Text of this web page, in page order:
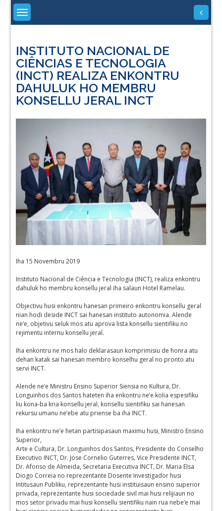
Skip
content
INSTITUTO NACIONAL DE
CIÊNCIAS E TECNOLOGIA
(INCT) REALIZA ENKONTRU
DAHULUK HO MEMBRU
KONSELLU JERAL INCT
Iha 15 Novembru 2019
Instituto Nacional de Ciência e Tecnologia (INCT), realiza enkontru
dahuluk ho membru konsellu jeral iha salaun Hotel Ramelau.
Objectivu husi enkontru hanesan primeiro enkontru konsellu geral
nian hodi deside INCT sai hanesan instituto autonomia. Alende
ne’e, objetivu seluk mos atu aprova lista konsellu sientifiku no
rejimentu internu konsellu jeral.
Iha enkontru ne mos halo deklarasaun komprimisiu de honra atu
dehan katak sai hanesan membro konselhu geral no pronto atu
servi INCT.
Alende ne’e Ministru Ensino Superior Siensia no Kultura, Dr.
Longuinhos dos Santos hateten iha enkontru ne’e kolia espesifiku
liu kona-ba kria konsellu jeral, konsellu sientifiku sai hanesan
rekursu umanu ne’ebe atu priense ba iha INCT.
Iha enkontru ne’e hetan partisipasaun maximu husi, Ministro Ensino
Superior,
Arte e Cultura, Dr. Longuinhos dos Santos, Presidente do Conselho
Executivo INCT, Dr. Jose Cornelio Guterres, Vice Presidente INCT,
Dr. Afonso de Almeida, Secretaria Executiva INCT, Dr. Maria Elsa
Diogo Correia no reprezentante Dosente Investigador husi
Intitusaun Publiku, reprezentante husi instituisaun ensino superior
privada, reprezentante husi sociedade sivil mai husi relijiaun no
mos setor privadu mai husi konsellu sientifiku nain rua nebe’e mai